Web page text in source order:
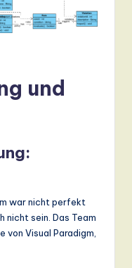
und
war nicht perfekt
nicht sein. Das Team
Visual Paradigm,